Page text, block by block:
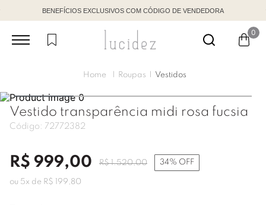
BENEFÍCIOS EXCLUSIVOS COM CÓDIGO DE VENDEDORA
0
Roupas Vestidos
Vestido transparência midi rosa fucsia
Código: 72772382
R$ 999,00 R$ 1.520,00 34% OFF
ou 5x de R$ 199 ,80